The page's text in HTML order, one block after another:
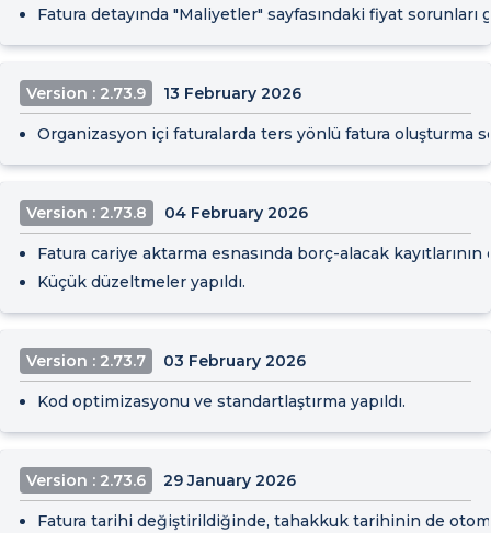
Fatura detayında "Maliyetler" sayfasındaki fiyat sorunları
Version : 2.73.9 13 February 2026
Organizasyon içi faturalarda ters yönlü fatura oluşturma
Version : 2.73.8 04 February 2026
Fatura cariye aktarma esnasında borç-alacak
Küçük düzeltmeler yapıldı.
Version : 2.73.7 03 February 2026
Kod optimizasyonu ve standartlaştırma yapıldı.
Version : 2.73.6 29 January 2026
Fatura tarihi değiştirildiğinde, tahakkuk tarihinin de